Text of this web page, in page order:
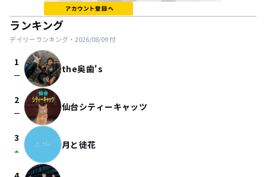
ランキング
デイリーランキング・ 2026/08/09付
1
check_indeterminate_small the奥歯's
2
check_indeterminate_small 仙台シティーキャッツ
3
arrow_drop_up 月と徒花